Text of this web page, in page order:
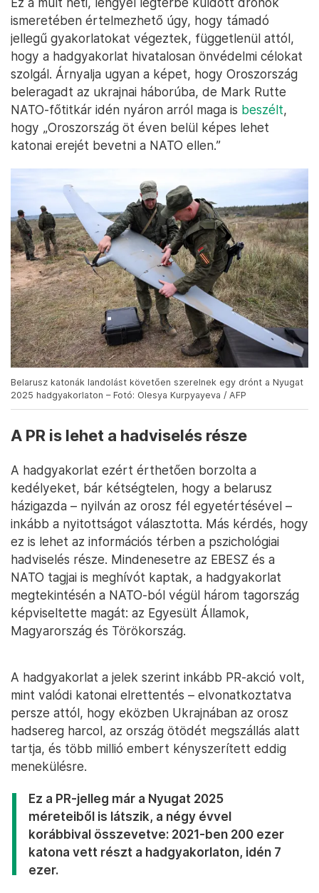
ismeretében értelmezhető úgy, hogy támadó
jellegű gyakorlatokat végeztek, függetlenül attól,
hogy a hadgyakorlat hivatalosan önvédelmi célokat
szolgál. Árnyalja ugyan a képet, hogy Oroszország
beleragadt az ukrajnai háborúba, de Mark Rutte
NATO-főtitkár idén nyáron arról maga is beszélt,
hogy „Oroszország öt éven belül képes lehet
katonai erejét bevetni a NATO ellen.”
Belarusz katonák landolást követően szerelnek egy drónt a Nyugat
2025 hadgyakorlaton – Fotó: Olesya Kurpyayeva / AFP
A PR is lehet a hadviselés része
A hadgyakorlat ezért érthetően borzolta a
kedélyeket, bár kétségtelen, hogy a belarusz
házigazda – nyilván az orosz fél egyetértésével –
inkább a nyitottságot választotta. Más kérdés, hogy
ez is lehet az információs térben a pszichológiai
hadviselés része. Mindenesetre az EBESZ és a
NATO tagjai is meghívót kaptak, a hadgyakorlat
megtekintésén a NATO-ból végül három tagország
képviseltette magát: az Egyesült Államok,
Magyarország és Törökország.
A hadgyakorlat a jelek szerint inkább PR-akció volt,
mint valódi katonai elrettentés – elvonatkoztatva
persze attól, hogy eközben Ukrajnában az orosz
hadsereg harcol, az ország ötödét megszállás alatt
tartja, és több millió embert kényszerített eddig
menekülésre.
Ez a PR-jelleg már a Nyugat 2025
méreteiből is látszik, a négy évvel
korábbival összevetve: 2021-ben 200 ezer
katona vett részt a hadgyakorlaton, idén 7
ezer.